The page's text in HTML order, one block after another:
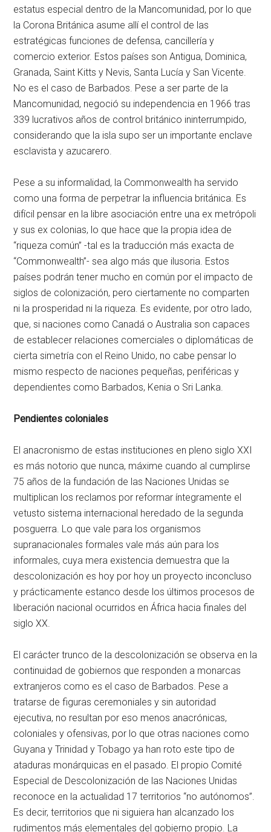
estatus especial dentro de la Mancomunidad, por lo que
la Corona Británica asume allí el control de las
estratégicas funciones de defensa, cancillería y
comercio exterior. Estos países son Antigua, Dominica,
Granada, Saint Kitts y Nevis, Santa Lucía y San Vicente.
No es el caso de Barbados. Pese a ser parte de la
Mancomunidad, negoció su independencia en 1966 tras
339 lucrativos años de control británico ininterrumpido,
considerando que la isla supo ser un importante enclave
esclavista y azucarero.
Pese a su informalidad, la Commonwealth ha servido
como una forma de perpetrar la influencia británica. Es
difícil pensar en la libre asociación entre una ex metrópoli
y sus ex colonias, lo que hace que la propia idea de
“riqueza común” -tal es la traducción más exacta de
“Commonwealth”- sea algo más que ilusoria. Estos
países podrán tener mucho en común por el impacto de
siglos de colonización, pero ciertamente no comparten
ni la prosperidad ni la riqueza. Es evidente, por otro lado,
que, si naciones como Canadá o Australia son capaces
de establecer relaciones comerciales o diplomáticas de
cierta simetría con el Reino Unido, no cabe pensar lo
mismo respecto de naciones pequeñas, periféricas y
dependientes como Barbados, Kenia o Sri Lanka.
Pendientes coloniales
El anacronismo de estas instituciones en pleno siglo XXI
es más notorio que nunca, máxime cuando al cumplirse
75 años de la fundación de las Naciones Unidas se
multiplican los reclamos por reformar íntegramente el
vetusto sistema internacional heredado de la segunda
posguerra. Lo que vale para los organismos
supranacionales formales vale más aún para los
informales, cuya mera existencia demuestra que la
descolonización es hoy por hoy un proyecto inconcluso
y prácticamente estanco desde los últimos procesos de
liberación nacional ocurridos en África hacia finales del
siglo XX.
El carácter trunco de la descolonización se observa en la
continuidad de gobiernos que responden a monarcas
extranjeros como es el caso de Barbados. Pese a
tratarse de figuras ceremoniales y sin autoridad
ejecutiva, no resultan por eso menos anacrónicas,
coloniales y ofensivas, por lo que otras naciones como
Guyana y Trinidad y Tobago ya han roto este tipo de
ataduras monárquicas en el pasado. El propio Comité
Especial de Descolonización de las Naciones Unidas
reconoce en la actualidad 17 territorios “no autónomos”.
Es decir, territorios que ni siguiera han alcanzado los
rudimentos más elementales del gobierno propio. La